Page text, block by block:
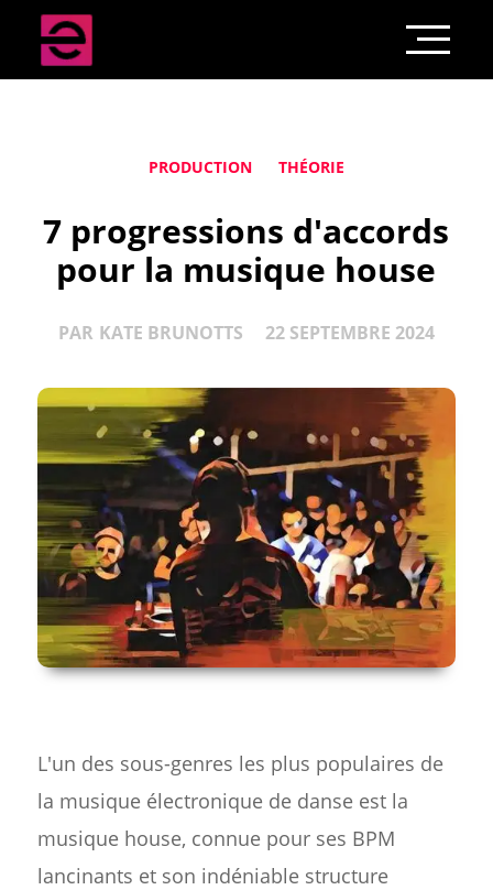
PRODUCTION THÉORIE
7 progressions d'accords
pour la musique house
PAR KATE BRUNOTTS 22 SEPTEMBRE 2024
L'un des sous-genres les plus populaires de
la musique électronique de danse est la
musique house, connue pour ses BPM
lancinants et son indéniable structure